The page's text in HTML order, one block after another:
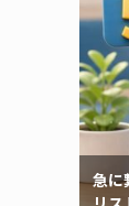
急に